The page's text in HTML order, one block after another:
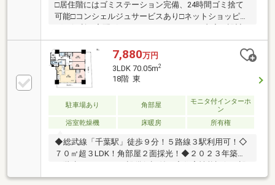
□居住階にはゴミステーション完備、24時間ゴミ捨て
可能□コンシェルジュサービスあり□ネットショッピン
グに便利な宅配ボックス□ホテルライクな内廊下設計□
パーティルーム・キッズルーム・フィットネスルーム
等の充実した共用施設□1階部分には24時間営業のスー
パー、2階には100円ショップ
7,880万円
3LDK 70.05m2
18階 東
駐車場あり 角部屋
モニタ付インターホ
ン
浴室乾燥機
床暖房 所有権
◆総武線「千葉駅」徒歩９分！５路線３駅利用可！◇
７０㎡超３LDK！角部屋２面採光！◆２０２３年築３
１階建マンション！設備保証付！◇住宅性能評価（設
計・建設）・劣化対策等級3